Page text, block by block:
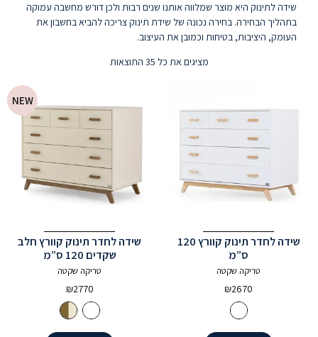
שידה לתינוק היא מוצר שמלווה אותנו שנים רבות ולכן דורש מחשבה עמוקה
בתהליך הבחירה. בחירה נכונה של שידת תינוק צריכה להביא בחשבון את
העומק, היציבות, בטיחות וכמובן את העיצוב.
מציגים את כל ⁦35⁩ התוצאות
שידה לחדר תינוק קוורץ 120
ס”מ
טריקה שקטה
₪2670
NEW
שידה לחדר תינוק קוורץ חלב
שקדים 120 ס”מ
טריקה שקטה
₪2770